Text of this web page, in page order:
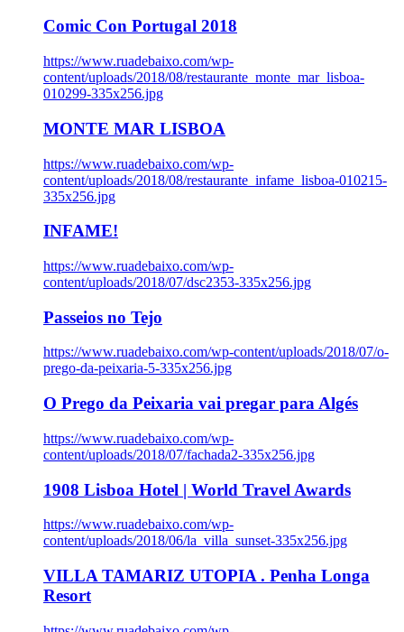
Comic Con Portugal 2018
https://www.ruadebaixo.com/wp-
content/uploads/2018/08/restaurante_monte_mar_lisboa-
010299-335x256.jpg
MONTE MAR LISBOA
https://www.ruadebaixo.com/wp-
content/uploads/2018/08/restaurante_infame_lisboa-010215-
335x256.jpg
INFAME!
https://www.ruadebaixo.com/wp-
content/uploads/2018/07/dsc2353-335x256.jpg
Passeios no Tejo
https://www.ruadebaixo.com/wp-content/uploads/2018/07/o-
prego-da-peixaria-5-335x256.jpg
O Prego da Peixaria vai pregar para Algés
https://www.ruadebaixo.com/wp-
content/uploads/2018/07/fachada2-335x256.jpg
1908 Lisboa Hotel | World Travel Awards
https://www.ruadebaixo.com/wp-
content/uploads/2018/06/la_villa_sunset-335x256.jpg
VILLA TAMARIZ UTOPIA . Penha Longa
Resort